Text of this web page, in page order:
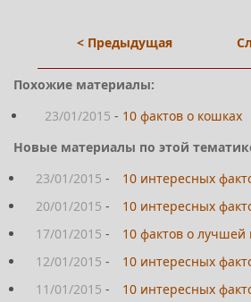
< Предыдущая
Похожие материалы:
23/01/2015 - 10 фактов о кошках
Новые материалы по этой
23/01/2015 -
10 интересных
20/01/2015 -
10 интересных
17/01/2015 -
10 фактов о лучшей
12/01/2015 -
10 интересных
11/01/2015 -
10 интересных